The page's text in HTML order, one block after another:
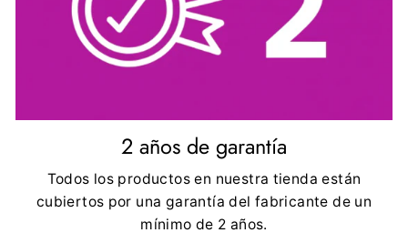
2 años de garantía
Todos los productos en nuestra tienda están
cubiertos por una garantía del fabricante de un
mínimo de 2 años.